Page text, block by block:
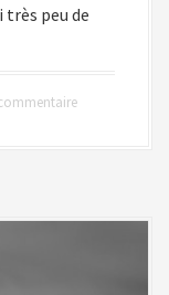
très peu de